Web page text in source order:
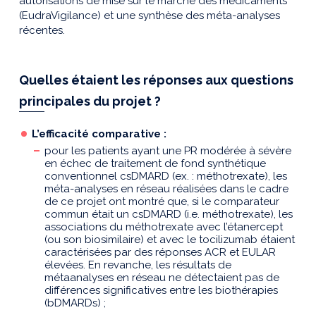
(EudraVigilance) et une synthèse des méta-analyses
récentes.
Quelles étaient les réponses aux questions
principales du projet ?
L’efficacité comparative :
pour les patients ayant une PR modérée à sévère
en échec de traitement de fond synthétique
conventionnel csDMARD (ex. : méthotrexate), les
méta-analyses en réseau réalisées dans le cadre
de ce projet ont montré que, si le comparateur
commun était un csDMARD (i.e. méthotrexate), les
associations du méthotrexate avec l’étanercept
(ou son biosimilaire) et avec le tocilizumab étaient
caractérisées par des réponses ACR et EULAR
élevées. En revanche, les résultats de
métaanalyses en réseau ne détectaient pas de
différences significatives entre les biothérapies
(bDMARDs) ;